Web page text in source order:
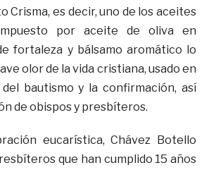
Crisma, es decir, uno de los aceites
por aceite de oliva en
fortaleza y bálsamo aromático lo
olor de la vida cristiana, usado en
bautismo y la confirmación, así
de obispos y presbíteros.
eucarística, Chávez Botello
que han cumplido 15 años